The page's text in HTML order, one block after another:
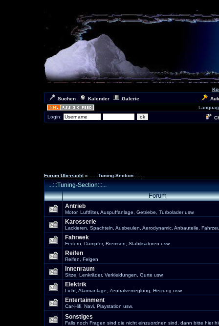
Suchen
Kalender Galerie
Login:
Forum Übersicht » ...:::Tuning-Section:::...
...:::Tuning-Section:::...
Forum
Antrieb
Motor, Luftfilter, Auspuffanlage, Getriebe, Turbolader usw.
Karosserie
Lackieren, Spachteln, Ausbeulen, Aerodynamic, Anbauteile,
Fahrwek
Federn, Dämpfer, Bremsen, Stabilisatoren usw.
Reifen
Reifen, Felgen
Innenraum
Sitze, Lenkräder, Verkleidungen, Gurte usw.
Elektrik
Licht, Alarmanlage, Zentralverrieglung, Heizung usw.
Entertainment
Car-Hifi, Navi, Playstation usw.
Sonstiges
Falls noch Fragen sind die nicht einzuordnen sind, dann bitte hier